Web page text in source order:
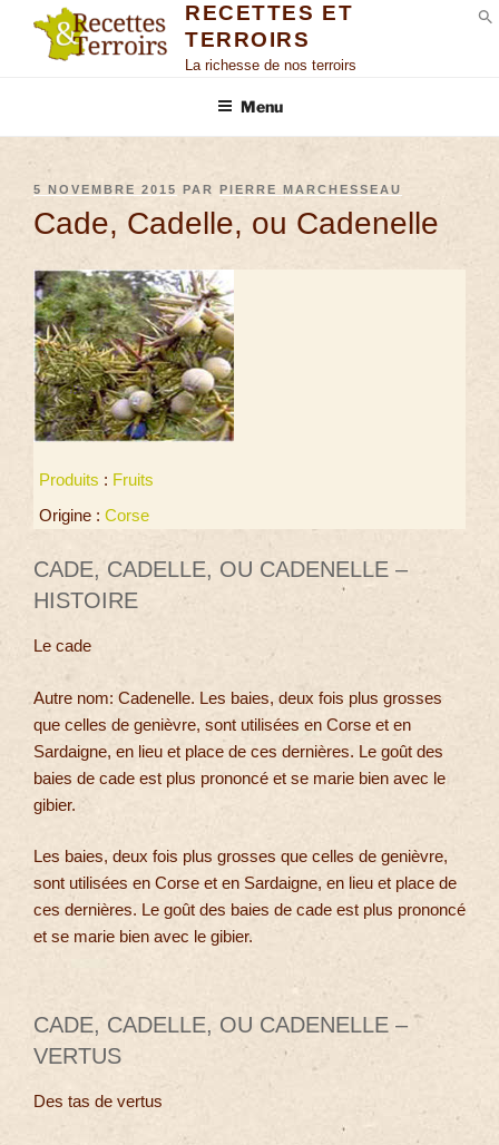
RECETTES ET
TERROIRS
La richesse de nos terroirs
Menu
5 NOVEMBRE 2015 PAR PIERRE MARCHESSEAU
Cade, Cadelle, ou Cadenelle
Produits : Fruits
Origine : Corse
CADE, CADELLE, OU CADENELLE –
HISTOIRE
Le cade
Autre nom: Cadenelle. Les baies, deux fois plus grosses
que celles de genièvre, sont utilisées en Corse et en
Sardaigne, en lieu et place de ces dernières. Le goût des
baies de cade est plus prononcé et se marie bien avec le
gibier.
Les baies, deux fois plus grosses que celles de genièvre,
sont utilisées en Corse et en Sardaigne, en lieu et place de
ces dernières. Le goût des baies de cade est plus prononcé
et se marie bien avec le gibier.
CADE, CADELLE, OU CADENELLE –
VERTUS
Des tas de vertus